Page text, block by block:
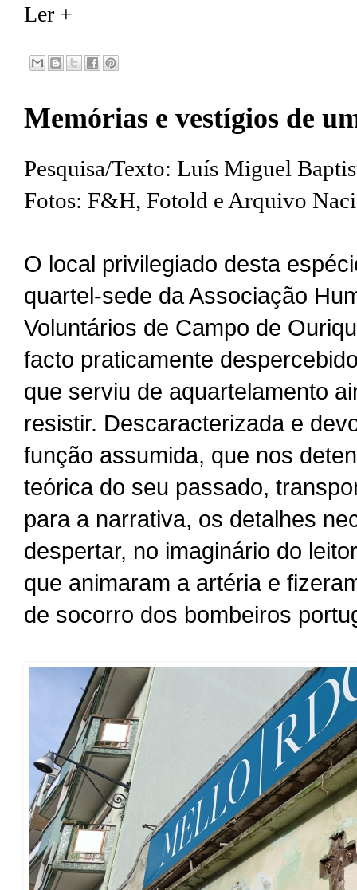
Ler +
Memórias e vestígios de
Pesquisa/Texto: Luís Miguel
Fotos: F&H, Fotold e Arquivo
O local privilegiado desta
quartel-sede da Associação
Voluntários de Campo de
facto praticamente
que serviu de aquartelamento
resistir. Descaracterizada e
função assumida, que nos
teórica do seu passado,
para a narrativa, os detalhes
despertar, no imaginário do
que animaram a artéria e
de socorro dos bombeiros